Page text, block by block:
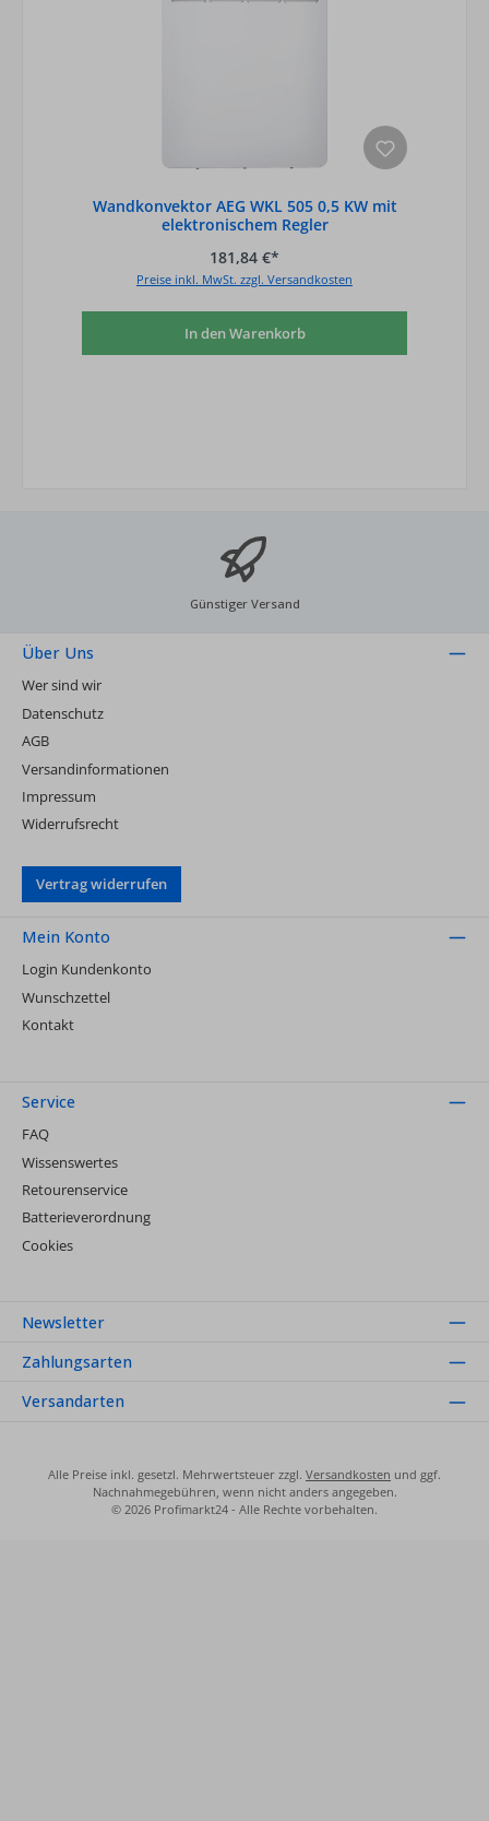
Wandkonvektor AEG WKL 505 0,5 KW mit
elektronischem Regler
181,84 €*
Preise inkl. MwSt. zzgl. Versandkosten
In den Warenkorb
Günstiger Versand
Über Uns
Wer sind wir
Datenschutz
AGB
Versandinformationen
Impressum
Widerrufsrecht
Vertrag widerrufen
Mein Konto
Login Kundenkonto
Wunschzettel
Kontakt
Service
FAQ
Wissenswertes
Retourenservice
Batterieverordnung
Cookies
Newsletter
Zahlungsarten
Versandarten
Alle Preise inkl. gesetzl. Mehrwertsteuer zzgl. Versandkosten und ggf.
Nachnahmegebühren, wenn nicht anders angegeben.
© 2026 Profimarkt24 - Alle Rechte vorbehalten.